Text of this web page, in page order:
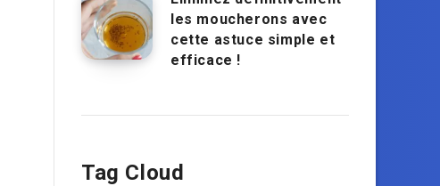
les moucherons avec
cette astuce simple et
efficace !
Tag Cloud